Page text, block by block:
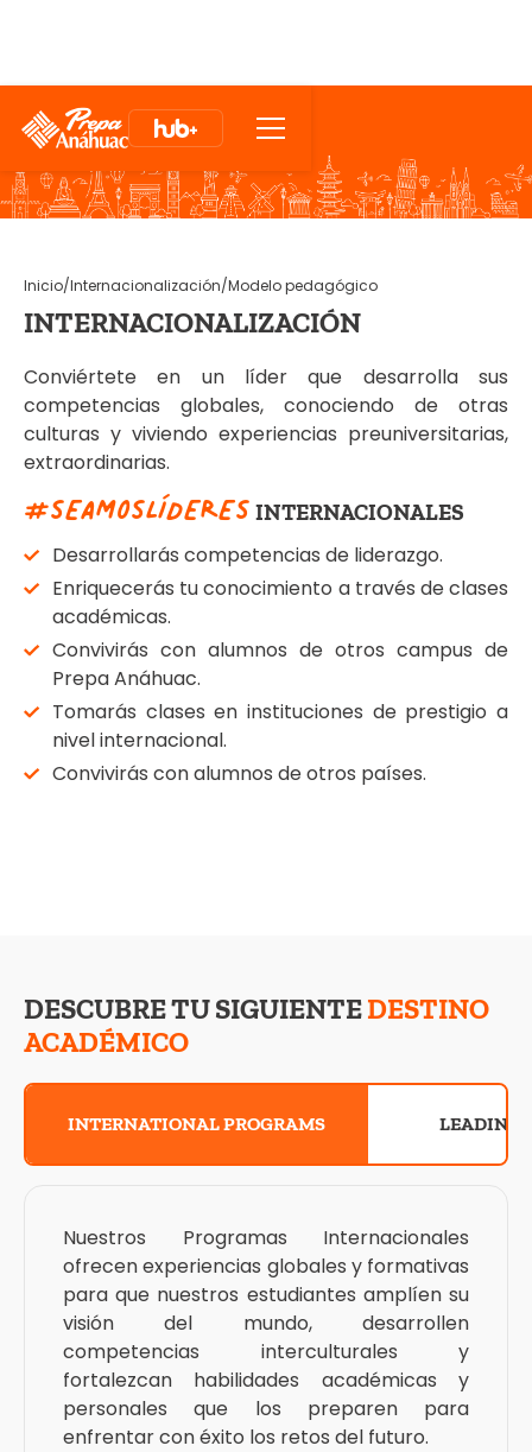
Inicio/Internacionalización/Modelo pedagógico
INTERNACIONALIZACIÓN
Conviértete en un líder que desarrolla sus
competencias globales, conociendo de otras
culturas y viviendo experiencias preuniversitarias,
extraordinarias.
#SEAMOSLÍDERES INTERNACIONALES
Desarrollarás competencias de liderazgo.
Enriquecerás tu conocimiento a través de clases
académicas.
Convivirás con alumnos de otros campus de
Prepa Anáhuac.
Tomarás clases en instituciones de prestigio a
nivel internacional.
Convivirás con alumnos de otros países.
DESCUBRE TU SIGUIENTEDESTINO
ACADÉMICO
INTERNATIONAL PROGRAMS LEADING
Nuestros Programas Internacionales
ofrecen experiencias globales y formativas
para que nuestros estudiantes amplíen su
visión del mundo, desarrollen
competencias interculturales y
fortalezcan habilidades académicas y
personales que los preparen para
enfrentar con éxito los retos del futuro.